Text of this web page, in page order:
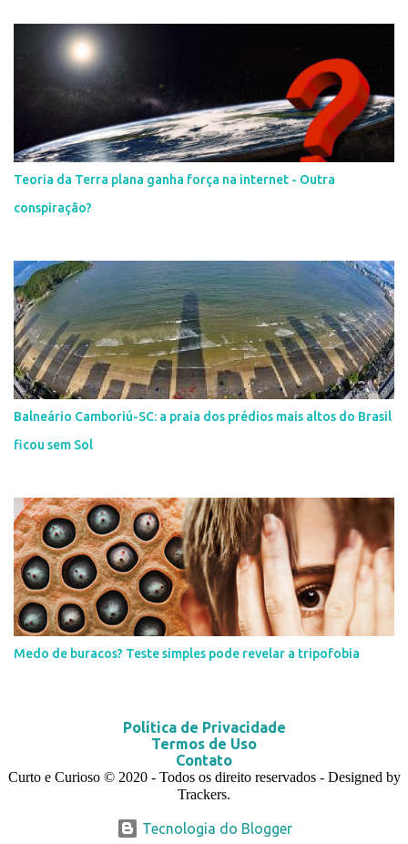
Teoria da Terra plana ganha força na internet - Outra
conspiração?
Balneário Camboriú-SC: a praia dos prédios mais altos do Brasil
ficou sem Sol
Medo de buracos? Teste simples pode revelar a tripofobia
Política de Privacidade
Termos de Uso
Contato
Curto e Curioso © 2020 - Todos os direito reservados - Designed by
Trackers.
Tecnologia do Blogger